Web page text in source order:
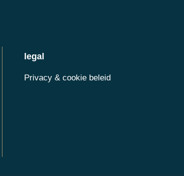
legal
Privacy & cookie beleid